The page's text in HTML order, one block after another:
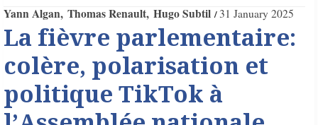
Yann Algan Thomas Renault Hugo Subtil 31 January 2025
La fièvre parlementaire:
colère, polarisation et
politique TikTok à